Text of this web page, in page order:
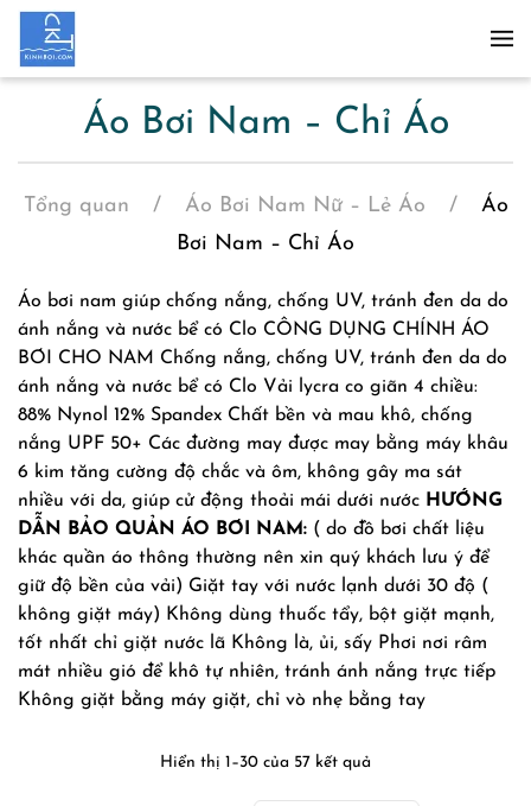
Skip to main content
Áo Bơi Nam – Chỉ Áo
Tổng quan Áo Bơi Nam Nữ – Lẻ Áo
Áo
Bơi Nam – Chỉ Áo
Áo bơi nam giúp chống nắng, chống UV, tránh đen da do
ánh nắng và nước bể có Clo CÔNG DỤNG CHÍNH ÁO
BƠI CHO NAM Chống nắng, chống UV, tránh đen da do
ánh nắng và nước bể có Clo Vải lycra co giãn 4 chiều:
88% Nynol 12% Spandex Chất bền và mau khô, chống
nắng UPF 50+ Các đường may được may bằng máy khâu
6 kim tăng cường độ chắc và ôm, không gây ma sát
nhiều với da, giúp cử động thoải mái dưới nước HƯỚNG
DẪN BẢO QUẢN ÁO BƠI NAM: ( do đồ bơi chất liệu
khác quần áo thông thường nên xin quý khách lưu ý để
giữ độ bền của vải) Giặt tay với nước lạnh dưới 30 độ (
không giặt máy) Không dùng thuốc tẩy, bột giặt mạnh,
tốt nhất chỉ giặt nước lã Không là, ủi, sấy Phơi nơi râm
mát nhiều gió để khô tự nhiên, tránh ánh nắng trực tiếp
Không giặt bằng máy giặt, chỉ vò nhẹ bằng tay
Hiển thị 1–30 của 57 kết quả